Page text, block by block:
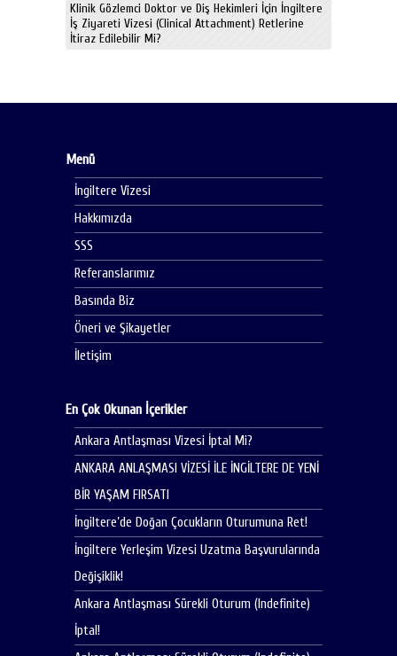
Klinik Gözlemci Doktor ve Diş Hekimleri İçin İngiltere
İş Ziyareti Vizesi (Clinical Attachment) Retlerine
İtiraz Edilebilir Mi?
Menü
İngiltere Vizesi
Hakkımızda
SSS
Referanslarımız
Basında Biz
Öneri ve Şikayetler
İletişim
En Çok Okunan İçerikler
Ankara Antlaşması Vizesi İptal Mi?
ANKARA ANLAŞMASI VİZESİ İLE İNGİLTERE DE YENİ
BİR YAŞAM FIRSATI
İngiltere’de Doğan Çocukların Oturumuna Ret!
İngiltere Yerleşim Vizesi Uzatma Başvurularında
Değişiklik!
Ankara Antlaşması Sürekli Oturum (Indefinite)
İptal!